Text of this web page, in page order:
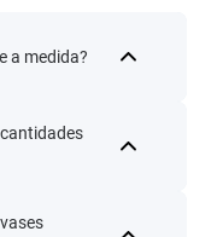
a medida?